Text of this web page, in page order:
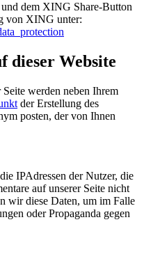
und dem XING Share-Button
von XING unter:
dieser Website
werden neben Ihrem
der Erstellung des
posten, der von Ihnen
IPAdressen der Nutzer, die
auf unserer Seite nicht
wir diese Daten, um im Falle
oder Propaganda gegen